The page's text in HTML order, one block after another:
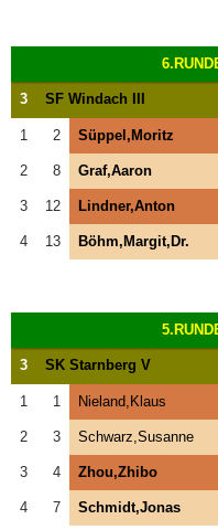
3 SF Windach III
1 2 Süppel,Moritz
2 8 Graf,Aaron
3 12 Lindner,Anton
4 13 Böhm,Margit,Dr.
3 SK Starnberg V
1 1 Nieland,Klaus
2 3 Schwarz,Susanne
3 4 Zhou,Zhibo
4 7 Schmidt,Jonas